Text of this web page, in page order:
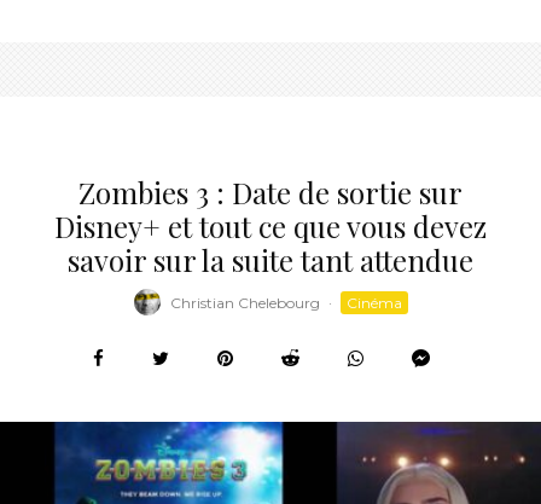
Zombies 3 : Date de sortie sur
Disney+ et tout ce que vous devez
savoir sur la suite tant attendue
Christian Chelebourg · Cinéma